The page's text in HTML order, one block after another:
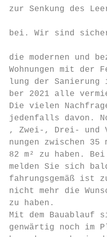
zur Senkung des
bei. Wir sind
die modernen und
Wohnungen mit
lung der
ber 2021 alle
Die vielen
jedenfalls davon.
, Zwei-, Drei- und
nungen zwischen
82 m² zu haben.
melden Sie sich
fahrungsgemäß
nicht mehr die
zu haben.
Mit dem
genwärtig noch im